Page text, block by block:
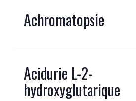
Achromatopsie
Acidurie L-2-
hydroxyglutarique